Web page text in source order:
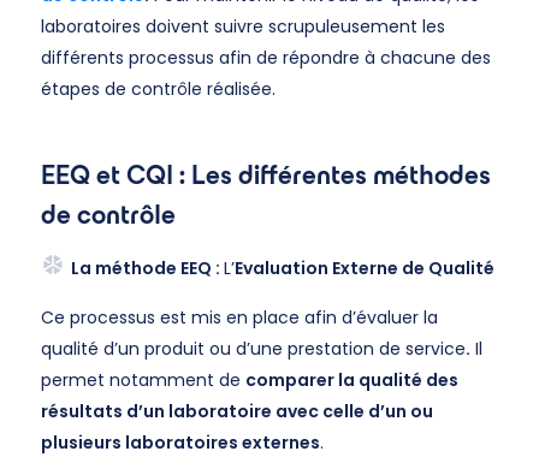
laboratoires doivent suivre scrupuleusement les
différents processus afin de répondre à chacune des
étapes de contrôle réalisée.
EEQ et CQI : Les différentes méthodes
de contrôle
La méthode EEQ : L’Evaluation Externe de Qualité
Ce processus est mis en place afin d’évaluer la
qualité d’un produit ou d’une prestation de service. Il
permet notamment de comparer la qualité des
résultats d’un laboratoire avec celle d’un ou
plusieurs laboratoires externes.